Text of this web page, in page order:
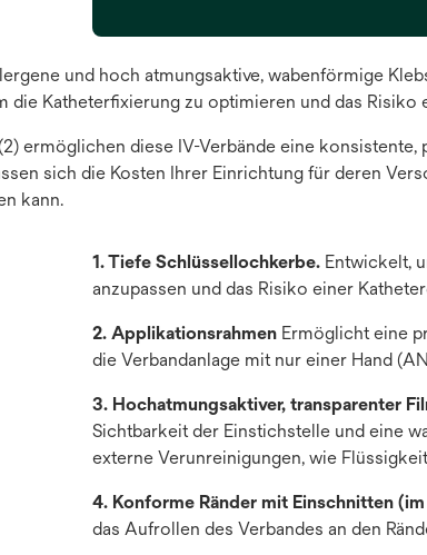
und hoch atmungsaktive, wabenförmige
Katheterfixierung zu optimieren und das
ermöglichen diese IV-Verbände eine
sich die Kosten Ihrer Einrichtung für deren
kann.
1. Tiefe Schlüssellochkerbe. Entwickelt,
anzupassen und das Risiko einer
2. Applikationsrahmen Ermöglicht eine
die Verbandanlage mit nur einer Hand
3. Hochatmungsaktiver, transparenter
Sichtbarkeit der Einstichstelle und eine
externe Verunreinigungen, wie
4. Konforme Ränder mit Einschnitten
das Aufrollen des Verbandes an den